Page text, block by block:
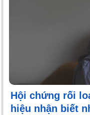
Hội chứng rối
hiệu nhận biết